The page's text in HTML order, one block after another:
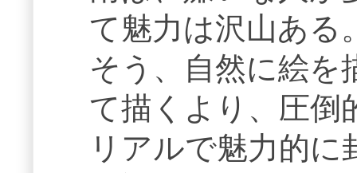
て魅力は沢山ある
そう、自然に絵を
て描くより、圧倒
リアルで魅力的